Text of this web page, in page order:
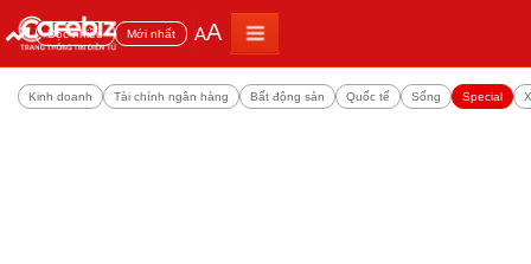
Đọc nhiều Mới nhất AA
Kinh doanh Tài chính ngân hàng Bất động sản Quốc tế Sống Special